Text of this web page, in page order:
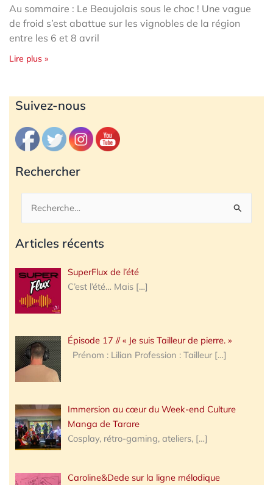
Au sommaire : Le Beaujolais sous le choc ! Une vague
de froid s’est abattue sur les vignobles de la région
entre les 6 et 8 avril
Lire plus »
Suivez-nous
Rechercher
Rechercher :
Articles récents
SuperFlux de l’été
C’est l’été… Mais […]
Épisode 17 // « Je suis Tailleur de pierre. »
Prénom : Lilian Profession : Tailleur […]
Immersion au cœur du Week-end Culture
Manga de Tarare
Cosplay, rétro-gaming, ateliers, […]
Caroline&Dede sur la ligne mélodique
Archives